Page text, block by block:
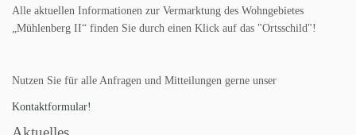
Alle aktuellen Informationen zur Vermarktung des Wohngebietes
„Mühlenberg II“ finden Sie durch einen Klick auf das "Ortsschild"!
Nutzen Sie für alle Anfragen und Mitteilungen gerne unser
Kontaktformular!